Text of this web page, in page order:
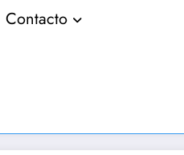
Contacto